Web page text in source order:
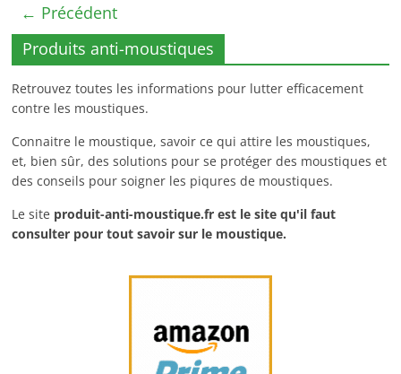
← Précédent
Produits anti-moustiques
Retrouvez toutes les informations pour lutter efficacement
contre les moustiques.
Connaitre le moustique, savoir ce qui attire les moustiques,
et, bien sûr, des solutions pour se protéger des moustiques et
des conseils pour soigner les piqures de moustiques.
Le site produit-anti-moustique.fr est le site qu'il faut
consulter pour tout savoir sur le moustique.